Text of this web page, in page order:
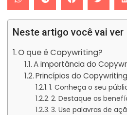
Neste artigo você vai ver
O que é Copywriting?
A importância do
Princípios do Copywriting
1. Conheça o seu
2. Destaque os
3. Use palavras de